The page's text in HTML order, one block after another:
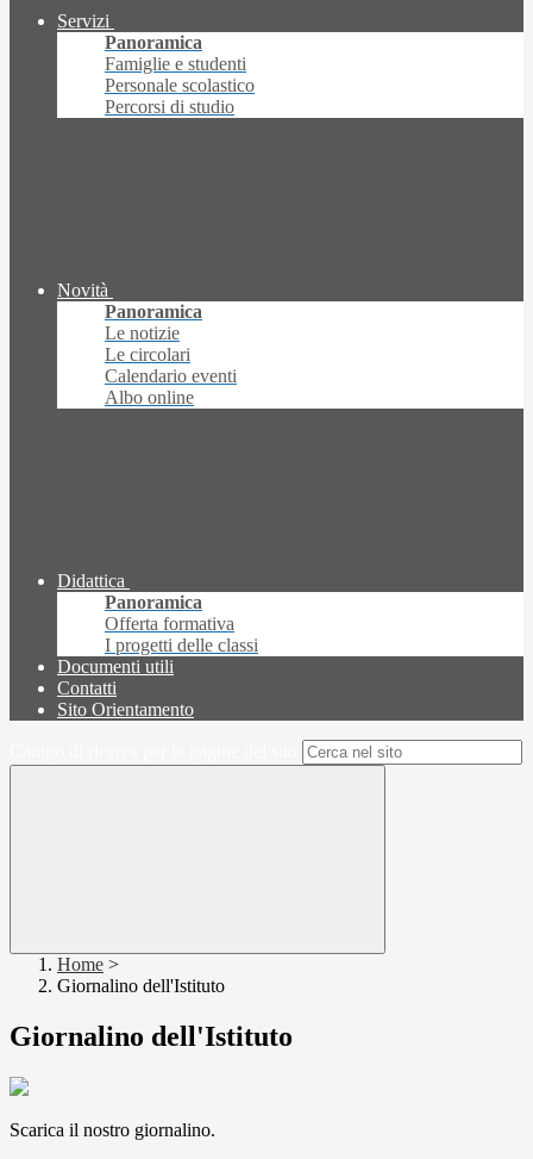
Servizi
Panoramica
Famiglie e studenti
Personale scolastico
Percorsi di studio
Novità
Panoramica
Le notizie
Le circolari
Calendario eventi
Albo online
Didattica
Panoramica
Offerta formativa
I progetti delle classi
Documenti utili
Contatti
Sito Orientamento
Home >
Giornalino dell'Istituto
Giornalino dell'Istituto
Scarica il nostro giornalino.